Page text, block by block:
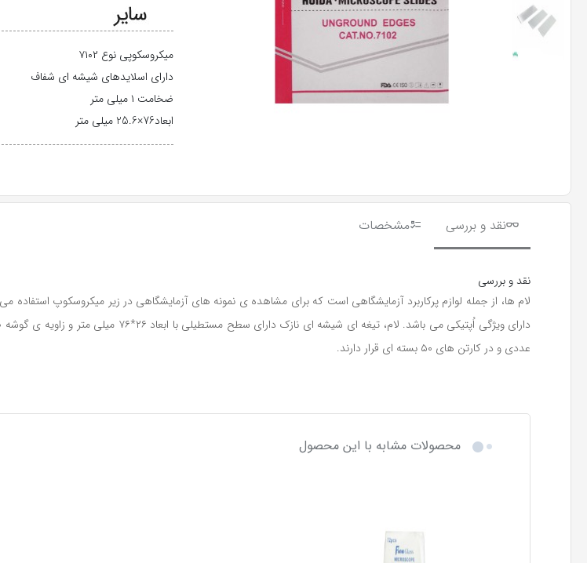
میکروسکوپی نوع ۷۱۰۲
دارای اسلایدهای شیشه ای شفاف
ضخامت ۱ میلی متر
ابعاد76×25.6 میلی متر
نقد و بررسی مشخصات
نقد و بررسی
عددی و در کارتن های ۵۰ بسته ای قرار دارند.
محصولات مشابه با این محصول